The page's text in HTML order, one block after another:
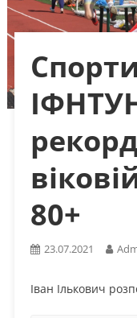
80+
23.07.2021
Іван Ількович